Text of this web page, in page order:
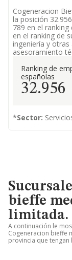
Cogeneracion
la posición
789 en el ranking
en el ranking de
ingeniería y otras
asesoramiento
Ranking de
españolas
32.956
*Sector:
bieffe
limitada.
A continuación le
Cogeneracion bieffe
provincia que tengan